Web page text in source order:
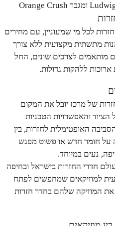
לכל מי שמעוניין, עם מחירים
מתשתית מקצועית ללא צורך
מותאמים לצרכים שונים, החל
ארוכות ללהקות גדולות.
של מרכז יובל את המקום
והאפשרויות הטכניות
האופטימלית לחזרות, בין
על חומר חדש או פשוט מפגש
נעים במיוחד.
חדרי החזרות בישראל ובחיפה
למוזיקאים שמחפשים לפתח
את המוזיקה שלהם בחדר חזרות